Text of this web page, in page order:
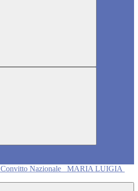
Convitto Nazionale
MARIA LUIGIA